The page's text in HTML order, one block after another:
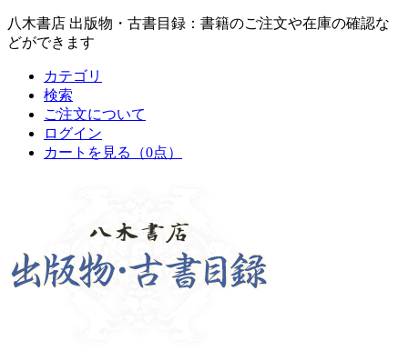
八木書店 出版物・古書目録：書籍のご注文や在庫の確認な
どができます
カテゴリ
検索
ご注文について
ログイン
カートを見る
（0点）